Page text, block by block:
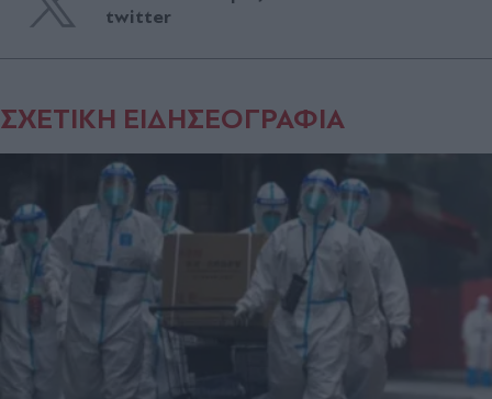
twitter
ΣΧΕΤΙΚΗ ΕΙΔΗΣΕΟΓΡΑΦΙΑ